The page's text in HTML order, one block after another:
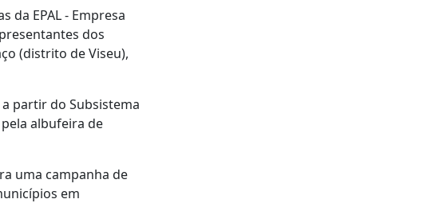
da EPAL - Empresa
dos
(distrito de Viseu),
partir do Subsistema
albufeira de
uma campanha de
em